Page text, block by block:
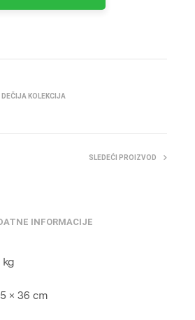
DEČIJA KOLEKCIJA
SLEDEĆI PROIZVOD
INFORMACIJE
kg
× 36 cm